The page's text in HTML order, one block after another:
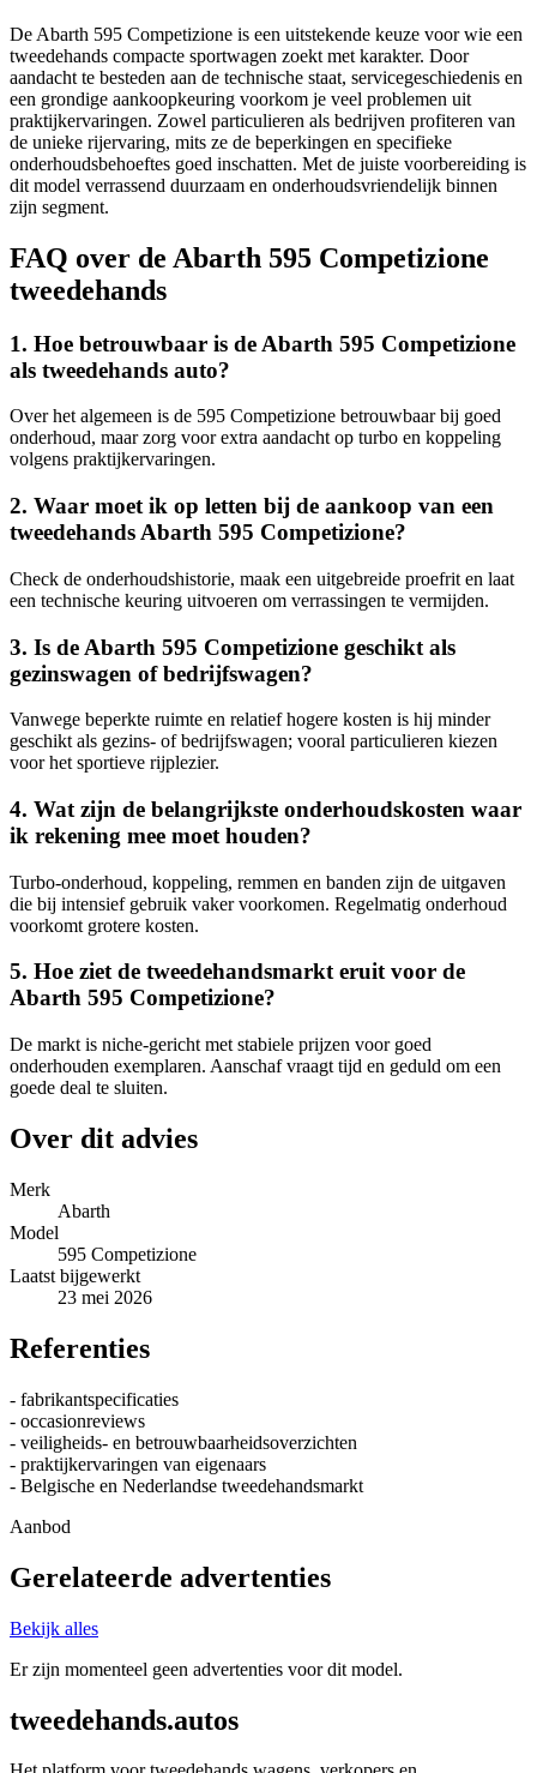
De Abarth 595 Competizione is een uitstekende keuze voor wie een
tweedehands compacte sportwagen zoekt met karakter. Door
aandacht te besteden aan de technische staat, servicegeschiedenis en
een grondige aankoopkeuring voorkom je veel problemen uit
praktijkervaringen. Zowel particulieren als bedrijven profiteren van
de unieke rijervaring, mits ze de beperkingen en specifieke
onderhoudsbehoeftes goed inschatten. Met de juiste voorbereiding is
dit model verrassend duurzaam en onderhoudsvriendelijk binnen
zijn segment.
FAQ over de Abarth 595 Competizione
tweedehands
1. Hoe betrouwbaar is de Abarth 595 Competizione
als tweedehands auto?
Over het algemeen is de 595 Competizione betrouwbaar bij goed
onderhoud, maar zorg voor extra aandacht op turbo en koppeling
volgens praktijkervaringen.
2. Waar moet ik op letten bij de aankoop van een
tweedehands Abarth 595 Competizione?
Check de onderhoudshistorie, maak een uitgebreide proefrit en laat
een technische keuring uitvoeren om verrassingen te vermijden.
3. Is de Abarth 595 Competizione geschikt als
gezinswagen of bedrijfswagen?
Vanwege beperkte ruimte en relatief hogere kosten is hij minder
geschikt als gezins- of bedrijfswagen; vooral particulieren kiezen
voor het sportieve rijplezier.
4. Wat zijn de belangrijkste onderhoudskosten waar
ik rekening mee moet houden?
Turbo-onderhoud, koppeling, remmen en banden zijn de uitgaven
die bij intensief gebruik vaker voorkomen. Regelmatig onderhoud
voorkomt grotere kosten.
5. Hoe ziet de tweedehandsmarkt eruit voor de
Abarth 595 Competizione?
De markt is niche-gericht met stabiele prijzen voor goed
onderhouden exemplaren. Aanschaf vraagt tijd en geduld om een
goede deal te sluiten.
Over dit advies
Merk
Abarth
Model
595 Competizione
Laatst bijgewerkt
23 mei 2026
Referenties
- fabrikantspecificaties
- occasionreviews
- veiligheids- en betrouwbaarheidsoverzichten
- praktijkervaringen van eigenaars
- Belgische en Nederlandse tweedehandsmarkt
Aanbod
Gerelateerde advertenties
Bekijk alles
Er zijn momenteel geen advertenties voor dit model.
tweedehands.autos